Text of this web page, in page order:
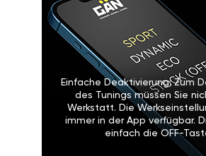
Einfache Deaktivierung: Zum
des Tunings müssen Sie
Werkstatt. Die
immer in der App verfügbar.
einfach die OFF-